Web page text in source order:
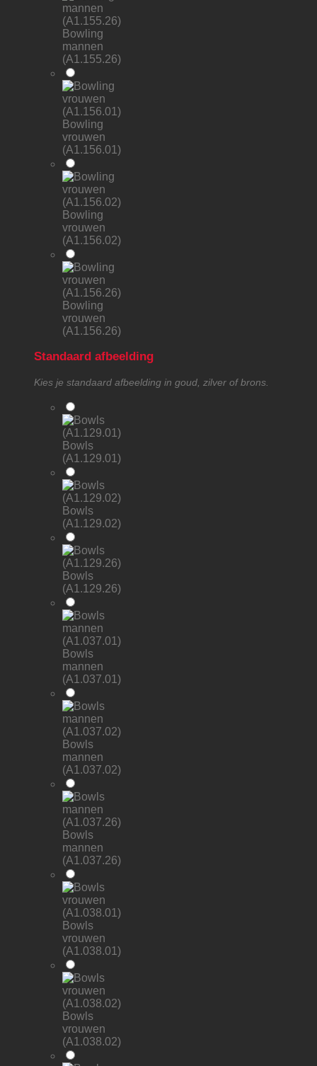
Bowling
mannen
(A1.155.26)
Bowling
vrouwen
(A1.156.01)
Bowling
vrouwen
(A1.156.02)
Bowling
vrouwen
(A1.156.26)
Standaard afbeelding
Kies je standaard afbeelding in goud, zilver of brons.
Bowls
(A1.129.01)
Bowls
(A1.129.02)
Bowls
(A1.129.26)
Bowls
mannen
(A1.037.01)
Bowls
mannen
(A1.037.02)
Bowls
mannen
(A1.037.26)
Bowls
vrouwen
(A1.038.01)
Bowls
vrouwen
(A1.038.02)